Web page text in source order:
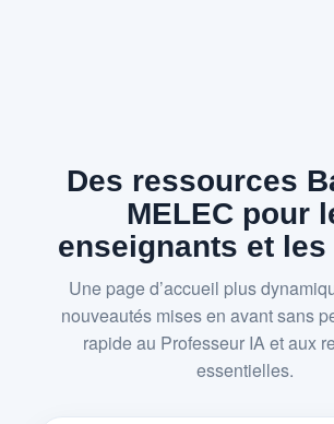
Des ressources
MELEC pour
enseignants et les
Une page d’accueil plus
nouveautés mises en avant sans
rapide au Professeur IA et aux
essentielles.